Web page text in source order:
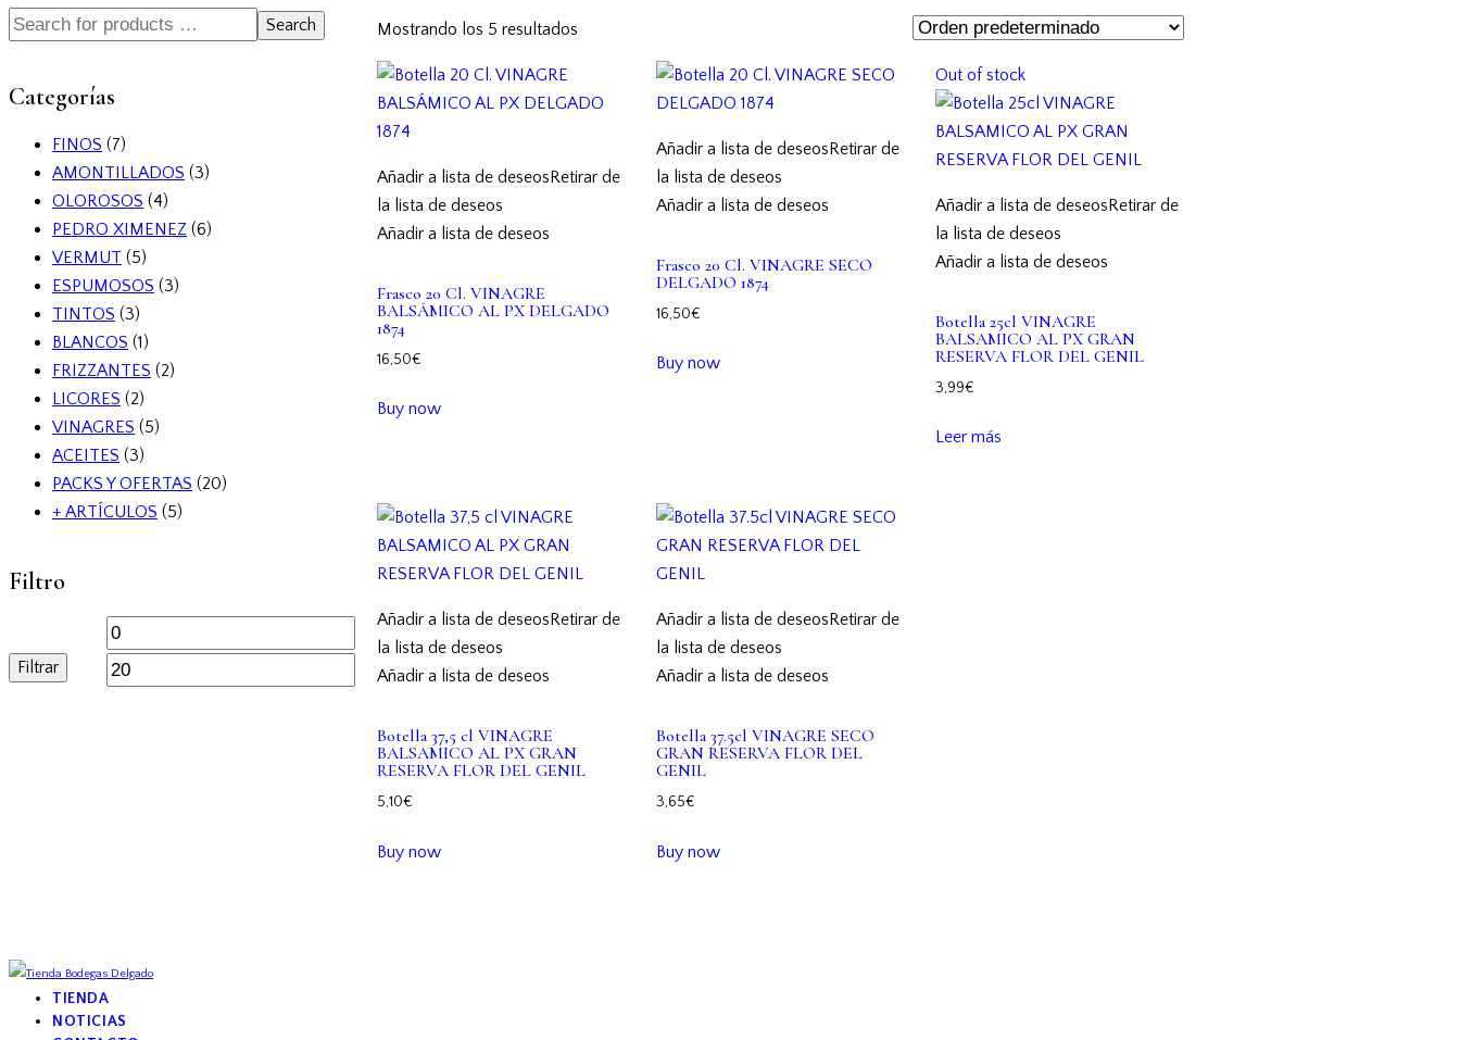
Mostrando los 5 resultados
Añadir a lista de deseosRetirar de
la lista de deseos
Añadir a lista de deseos
Frasco 20 Cl. VINAGRE
BALSÁMICO AL PX DELGADO
1874
16,50€
Buy now
Añadir a lista de deseosRetirar de
la lista de deseos
Añadir a lista de deseos
Frasco 20 Cl. VINAGRE SECO
DELGADO 1874
16,50€
Buy now
Out of stock
Añadir a lista de deseosRetirar de
la lista de deseos
Añadir a lista de deseos
Botella 25cl VINAGRE
BALSAMICO AL PX GRAN
RESERVA FLOR DEL GENIL
3,99€
Leer más
Añadir a lista de deseos Retirar de
la lista de deseos
Añadir a lista de deseos
Botella 37,5 cl VINAGRE
BALSAMICO AL PX GRAN
RESERVA FLOR DEL GENIL
5,10€
Buy now
Añadir a lista de deseos Retirar de
la lista de deseos
Añadir a lista de deseos
Botella 37.5cl VINAGRE SECO
GRAN RESERVA FLOR DEL
GENIL
3,65€
Buy now
Search
Categorías
FINOS (7)
AMONTILLADOS (3)
OLOROSOS (4)
PEDRO XIMENEZ (6)
VERMUT (5)
ESPUMOSOS (3)
TINTOS (3)
BLANCOS (1)
FRIZZANTES (2)
LICORES (2)
VINAGRES (5)
ACEITES (3)
PACKS Y OFERTAS (20)
+ ARTÍCULOS (5)
Filtro
Precio
mínimo máximo
Filtrar
TIENDA
NOTICIAS